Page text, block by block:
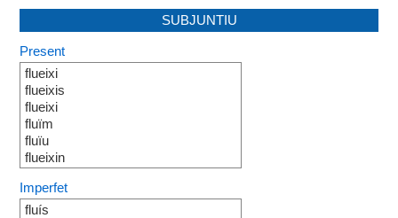
SUBJUNTIU
Present
flueixi
flueixis
flueixi
fluïm
fluïu
flueixin
Imperfet
fluís